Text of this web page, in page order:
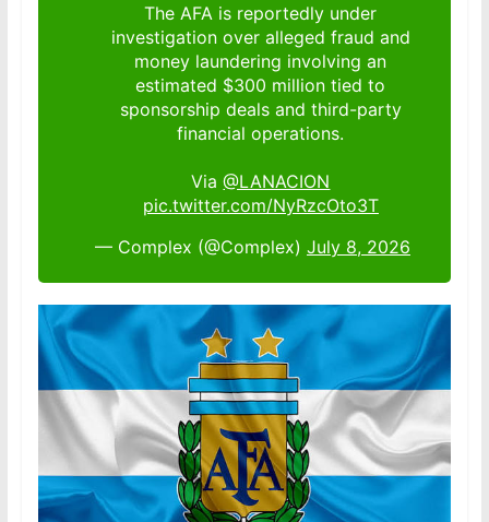
The AFA is reportedly under
investigation over alleged fraud and
money laundering involving an
estimated $300 million tied to
sponsorship deals and third-party
financial operations.
Via@LANACION
pic.twitter.com/NyRzcOto3T
— Complex (@Complex) July 8, 2026